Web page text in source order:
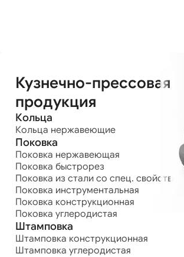
Кузнечно-прессовая
продукция
Кольца
Кольца нержавеющие
Поковка
Поковка нержавеющая
Поковка быстрорез
Поковка из стали со спец. свойствами
Поковка инструментальная
Поковка конструкционная
Поковка углеродистая
Штамповка
Штамповка конструкционная
Штамповка углеродистая